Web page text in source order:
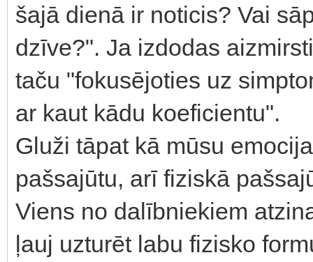
šajā dienā ir noticis? Vai
dzīve?". Ja izdodas
taču "fokusējoties uz
ar kaut kādu koeficientu".
Gluži tāpat kā mūsu
pašsajūtu, arī fiziskā
Viens no dalībniekiem
ļauj uzturēt labu fizisko